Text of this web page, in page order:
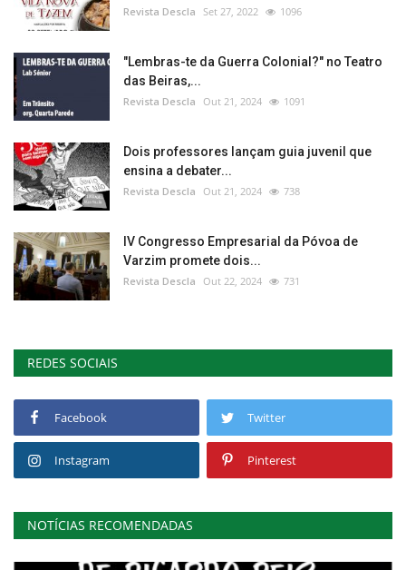
Revista Descla Set 27, 2022 1096
"Lembras-te da Guerra Colonial?" no Teatro
das Beiras,...
Revista Descla Out 21, 2024 1091
Dois professores lançam guia juvenil que
ensina a debater...
Revista Descla Out 21, 2024 738
IV Congresso Empresarial da Póvoa de
Varzim promete dois...
Revista Descla Out 22, 2024 731
REDES SOCIAIS
Facebook Twitter
Instagram Pinterest
NOTÍCIAS RECOMENDADAS